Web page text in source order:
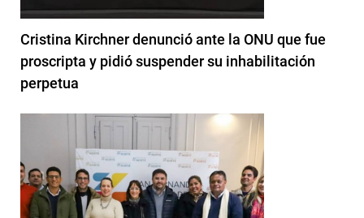
Cristina Kirchner denunció ante la ONU que fue
proscripta y pidió suspender su inhabilitación
perpetua